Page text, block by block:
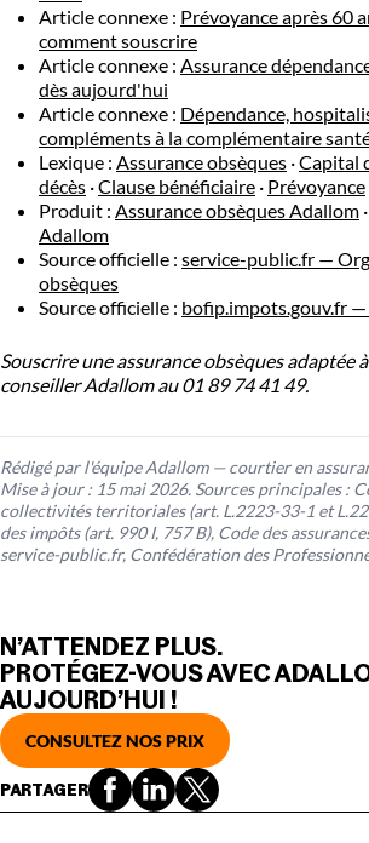
Article connexe : Prévoyance après 60
comment souscrire
Article connexe : Assurance
dès aujourd'hui
Article connexe : Dépendance,
compléments à la complémentaire
Lexique : Assurance obsèques ·Capital
décès ·Clause bénéficiaire · Prévoyance
Produit : Assurance obsèques Adallom ·
Adallom
Source officielle : service-public.fr —
obsèques
Source officielle : bofip.impots.gouv.fr —
Souscrire une assurance obsèques adaptée
conseiller Adallom au 01 89 74 41 49.
Rédigé par l'équipe Adallom — courtier en
Mise à jour : 15 mai 2026. Sources principales :
collectivités territoriales (art. L.2223-33-1 et
des impôts (art. 990 I, 757 B), Code des
service-public.fr, Confédération des
N’ATTENDEZ PLUS.
PROTÉGEZ-VOUS AVEC
AUJOURD’HUI !
CONSULTEZ NOS PRIX
PARTAGER